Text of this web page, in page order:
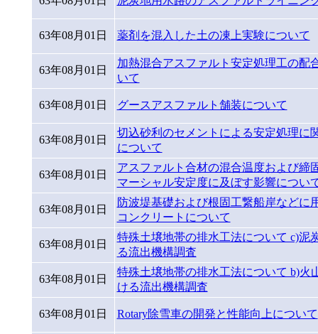
63年08月01日 薬剤を混入した土の凍上実験について
63年08月01日
加熱混合アスファルト安定処理工の配
いて
63年08月01日 グースアスファルト舗装について
63年08月01日
切込砂利のセメントによる安定処理に
について
63年08月01日
アスファルト合材の混合温度および締
マーシャル安定度に及ぼす影響につい
63年08月01日
防波堤基礎および根固工繋船岸などに
コンクリートについて
63年08月01日
特殊土壌地帯の排水工法について c)泥
る流出機構調査
63年08月01日
特殊土壌地帯の排水工法について b)火
ける流出機構調査
63年08月01日 Rotary除雪車の開発と性能向上について